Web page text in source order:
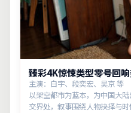
臻彩4K惊悚类型零号回
主演：白宇、段奕宏、吴京 等
以架空都市为蓝本，为中国大
交界处，叙事围绕人物抉择与